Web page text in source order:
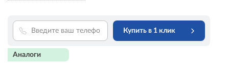
Купить в 1 клик
Аналоги